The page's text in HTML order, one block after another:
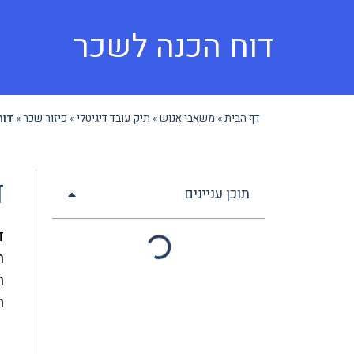
דוח הכנה לשכר
דף הבית» משאבי אנוש» תיק עובד דיגיטלי» פיזור שכר»
תוכן עניינים